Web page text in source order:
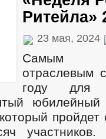
Ритейла»
23 мая, 2024
Самым
отраслевым
году для
участников.